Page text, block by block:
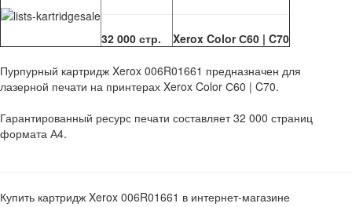
32 000 стр. Xerox Color С60 | C70
Пурпурный картридж Xerox 006R01661 предназначен для
лазерной печати на принтерах Xerox Color С60 | C70.
Гарантированный ресурс печати составляет 32 000 страниц
формата А4.
Купить картридж Xerox 006R01661 в интернет-магазине